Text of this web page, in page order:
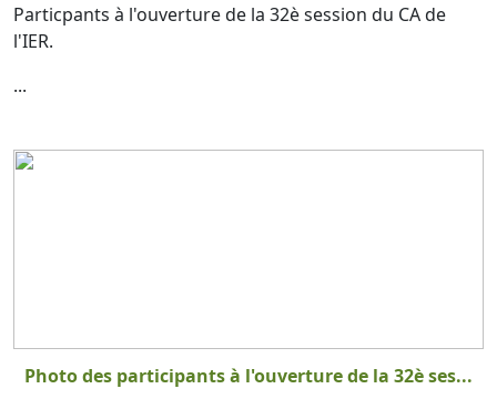
Particpants à l'ouverture de la 32è session du CA de
l'IER.
...
Photo des participants à l'ouverture de la 32è ses...